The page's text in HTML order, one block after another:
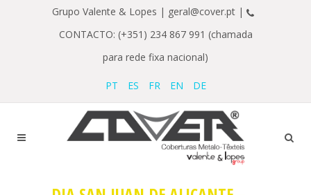
Grupo Valente & Lopes | geral@cover.pt |
CONTACTO: (+351) 234 867 991 (chamada
para rede fixa nacional)
PT ES FR EN DE